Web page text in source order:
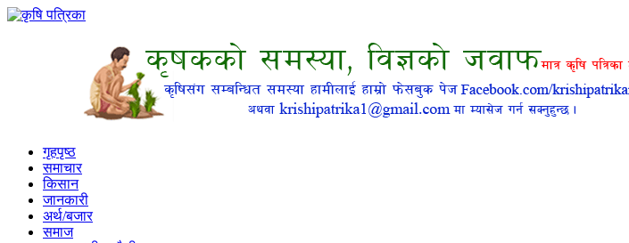
गृहपृष्ठ
समाचार
किसान
जानकारी
अर्थ/बजार
समाज